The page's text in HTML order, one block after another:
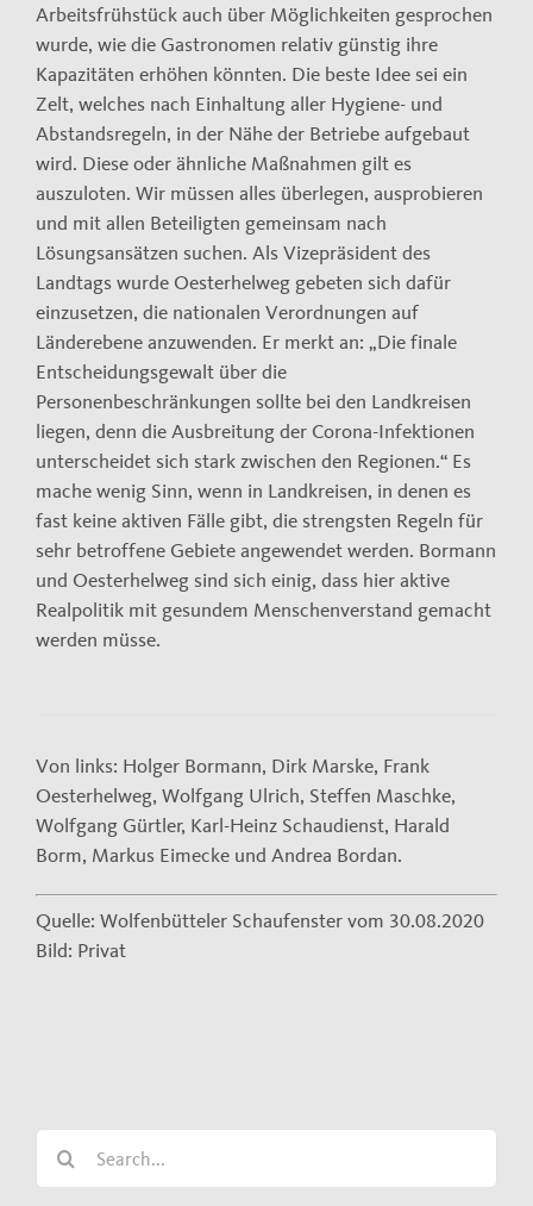
Arbeitsfrühstück auch über Möglichkeiten gesprochen
wurde, wie die Gastronomen relativ günstig ihre
Kapazitäten erhöhen könnten. Die beste Idee sei ein
Zelt, welches nach Einhaltung aller Hygiene- und
Abstandsregeln, in der Nähe der Betriebe aufgebaut
wird. Diese oder ähnliche Maßnahmen gilt es
auszuloten. Wir müssen alles überlegen, ausprobieren
und mit allen Beteiligten gemeinsam nach
Lösungsansätzen suchen. Als Vizepräsident des
Landtags wurde Oesterhelweg gebeten sich dafür
einzusetzen, die nationalen Verordnungen auf
Länderebene anzuwenden. Er merkt an: „Die finale
Entscheidungsgewalt über die
Personenbeschränkungen sollte bei den Landkreisen
liegen, denn die Ausbreitung der Corona-Infektionen
unterscheidet sich stark zwischen den Regionen.“ Es
mache wenig Sinn, wenn in Landkreisen, in denen es
fast keine aktiven Fälle gibt, die strengsten Regeln für
sehr betroffene Gebiete angewendet werden. Bormann
und Oesterhelweg sind sich einig, dass hier aktive
Realpolitik mit gesundem Menschenverstand gemacht
werden müsse.
Von links: Holger Bormann, Dirk Marske, Frank
Oesterhelweg, Wolfgang Ulrich, Steffen Maschke,
Wolfgang Gürtler, Karl-Heinz Schaudienst, Harald
Borm, Markus Eimecke und Andrea Bordan.
Quelle: Wolfenbütteler Schaufenster vom 30.08.2020
Bild: Privat
for: